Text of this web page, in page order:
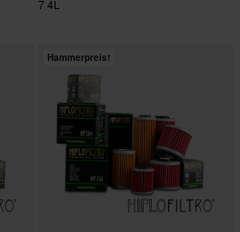
7 4L
Hammerpreis!